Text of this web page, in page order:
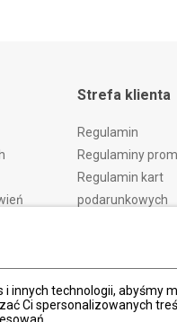
innych technologii, abyśmy
Ci spersonalizowanych
Strefa klienta
Regulamin
Regulaminy
Regulamin kart
podarunkowych
Reklamacje
Metody płatności
PayPo